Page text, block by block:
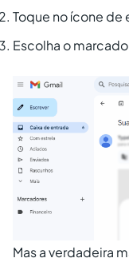
Toque no ícone de
Escolha o
Mas a verdadeira